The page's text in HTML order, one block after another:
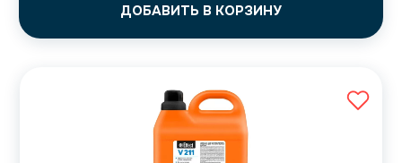
ДОБАВИТЬ В КОРЗИНУ